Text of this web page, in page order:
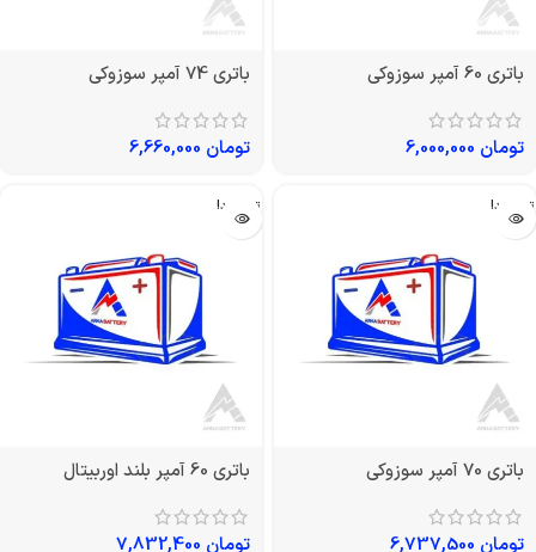
باتری 60 آمپر سوزوکی
تومان
باتری 74 آمپر سوزوکی
تومان
تمام شد!
باتری 70 آمپر سوزوکی
تومان
تمام شد!
باتری 60 آمپر بلند اوربیتال
تومان